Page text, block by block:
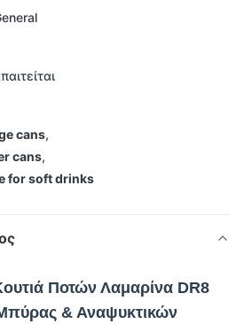
cans,
cans,
for soft drinks
Ποτών Λαμαρίνα DR8
& Αναψυκτικών